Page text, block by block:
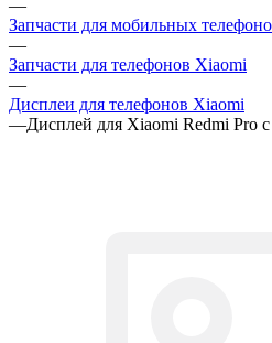
Дисплеи для телефонов Xiaomi
Дисплей для Xiaomi Redmi Pro